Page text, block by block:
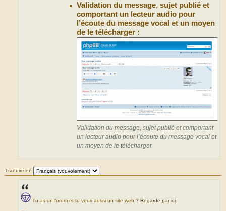
Validation du message, sujet publié et
comportant un lecteur audio pour
l’écoute du message vocal et un moyen
de le télécharger :
Validation du message, sujet publié et comportant
un lecteur audio pour l’écoute du message vocal et
un moyen de le télécharger
Traduire en
Tu as un forum et tu veux aussi un site web ? Regarde par ici.